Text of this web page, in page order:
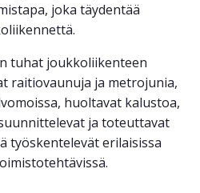
joka täydentää
tuhat joukkoliikenteen
raitiovaunuja ja metrojunia,
huoltavat kalustoa,
ja toteuttavat
työskentelevät erilaisissa